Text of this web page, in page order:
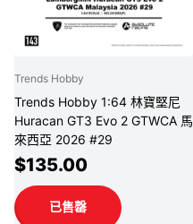
Trends Hobby
Trends Hobby 1:64 林寶堅尼
Huracan GT3 Evo 2 GTWCA 馬
來西亞 2026 #29
$135.00
已售罄